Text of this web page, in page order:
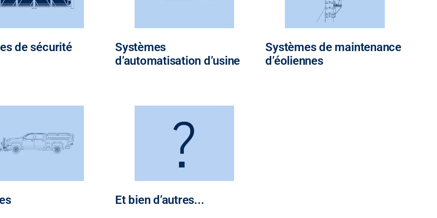
de sécurité
Systèmes
d’automatisation d’usine
Systèmes de maintenance
d’éoliennes
Et bien d’autres...